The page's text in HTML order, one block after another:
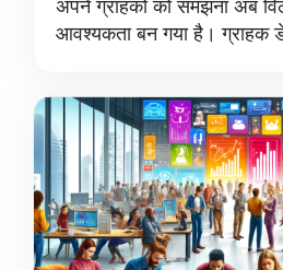
अपने ग्राहकों को समझना अब
आवश्यकता बन गया है। ग्राहक